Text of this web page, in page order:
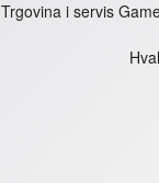
Trgovina i servis